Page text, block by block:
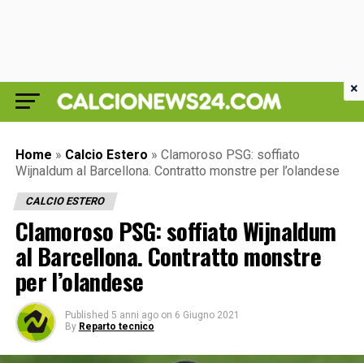
Home » Calcio Estero » Clamoroso PSG: soffiato
Wijnaldum al Barcellona. Contratto monstre per l’olandese
CALCIO ESTERO
Clamoroso PSG: soffiato Wijnaldum
al Barcellona. Contratto monstre
per l’olandese
Published 5 anni ago on 6 Giugno 2021
By Reparto tecnico
×